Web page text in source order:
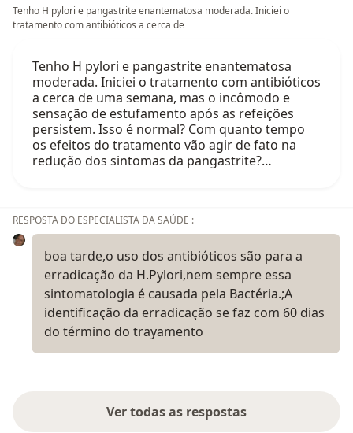
Tenho H pylori e pangastrite enantematosa moderada. Iniciei o
tratamento com antibióticos a cerca de
Tenho H pylori e pangastrite enantematosa
moderada. Iniciei o tratamento com antibióticos
a cerca de uma semana, mas o incômodo e
sensação de estufamento após as refeições
persistem. Isso é normal? Com quanto tempo
os efeitos do tratamento vão agir de fato na
redução dos sintomas da pangastrite?…
RESPOSTA DO ESPECIALISTA DA SAÚDE :
boa tarde,o uso dos antibióticos são para a
erradicação da H.Pylori,nem sempre essa
sintomatologia é causada pela Bactéria.;A
identificação da erradicação se faz com 60 dias
do término do trayamento
Ver todas as respostas